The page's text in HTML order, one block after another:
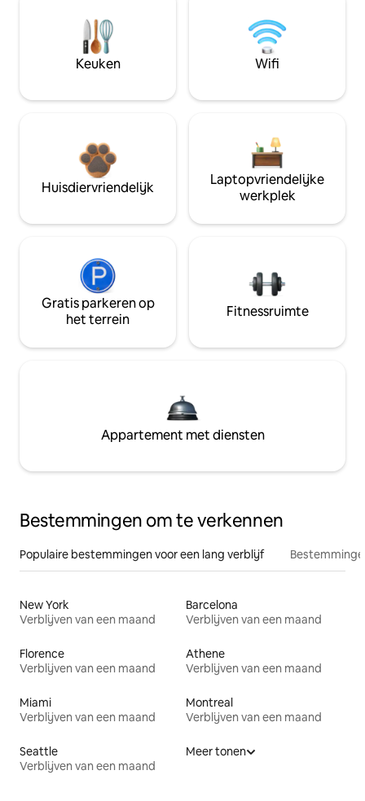
Keuken Wifi
Huisdiervriendelijk
Laptopvriendelijke
werkplek
Gratis parkeren op
het terrein
Fitnessruimte
Appartement met diensten
Bestemmingen om te verkennen
Populaire bestemmingen voor een lang verblijf
New York
Verblijven van een maand
Barcelona
Verblijven van een maand
Florence
Verblijven van een maand
Athene
Verblijven van een maand
Miami
Verblijven van een maand
Montreal
Verblijven van een maand
Seattle
Verblijven van een maand
Meer tonen